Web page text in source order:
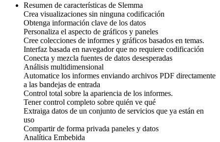
Resumen de características de Slemma
Crea visualizaciones sin ninguna codificación
Obtenga información clave de los datos
Personaliza el aspecto de gráficos y paneles
Cree colecciones de informes y gráficos basados ​​en temas.
Interfaz basada en navegador que no requiere codificación
Conecta y mezcla fuentes de datos desesperadas
Análisis multidimensional
Automatice los informes enviando archivos PDF directamente
a las bandejas de entrada
Control total sobre la apariencia de los informes.
Tener control completo sobre quién ve qué
Extraiga datos de un conjunto de servicios que ya están en
uso
Compartir de forma privada paneles y datos
Analítica Embebida